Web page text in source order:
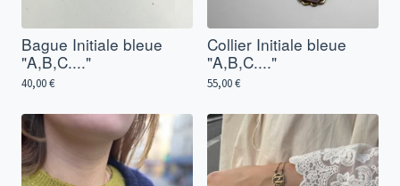
Bague Initiale bleue
"A,B,C...."
40,00€
Collier Initiale bleue
"A,B,C...."
55,00€